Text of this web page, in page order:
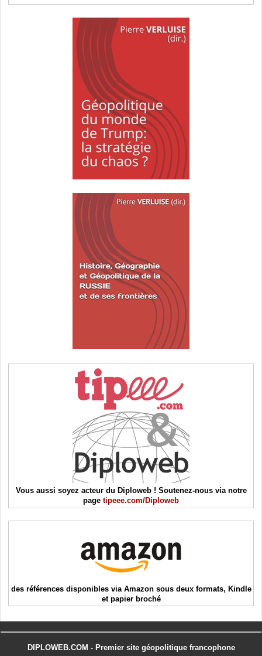
Vous aussi soyez acteur du Diploweb ! Soutenez-nous via notre
page tipeee.com/Diploweb
des références disponibles via Amazon sous deux formats, Kindle
et papier broché
DIPLOWEB.COM - Premier site géopolitique francophone